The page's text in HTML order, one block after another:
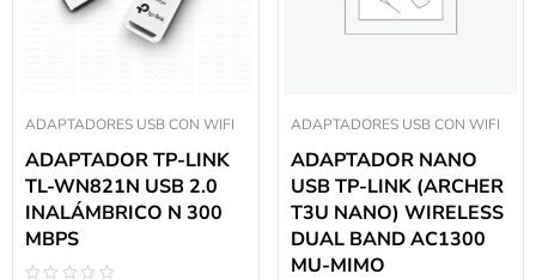
ADAPTADORES USB CON WIFI
ADAPTADOR TP-LINK
TL-WN821N USB 2.0
INALÁMBRICO N 300
MBPS
ADAPTADORES USB CON WIFI
ADAPTADOR NANO
USB TP-LINK (ARCHER
T3U NANO) WIRELESS
DUAL BAND AC1300
MU-MIMO